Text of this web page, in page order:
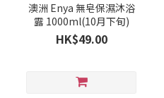
澳洲 Enya 無皂保濕沐浴
露 1000ml(10月下旬)
HK$49.00